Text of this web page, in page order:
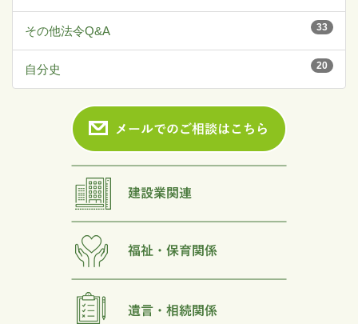
33
その他法令Q&A
20
自分史